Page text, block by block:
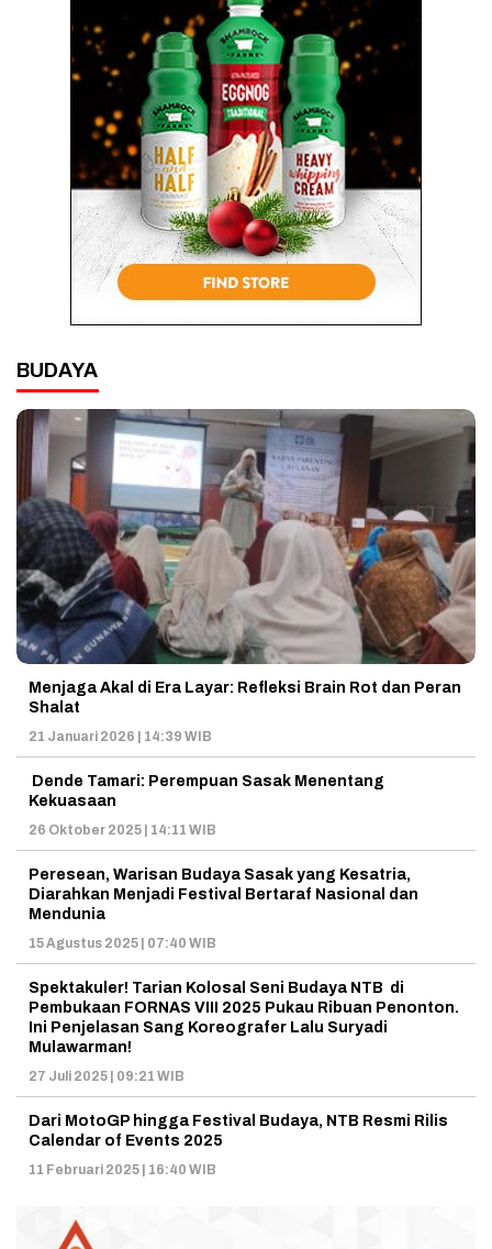
BUDAYA
Menjaga Akal di Era Layar: Refleksi Brain Rot dan Peran
Shalat
21 Januari 2026 | 14:39 WIB
Dende Tamari: Perempuan Sasak Menentang
Kekuasaan
26 Oktober 2025 | 14:11 WIB
Peresean, Warisan Budaya Sasak yang Kesatria,
Diarahkan Menjadi Festival Bertaraf Nasional dan
Mendunia
15 Agustus 2025 | 07:40 WIB
Spektakuler! Tarian Kolosal Seni Budaya NTB di
Pembukaan FORNAS VIII 2025 Pukau Ribuan Penonton.
Ini Penjelasan Sang Koreografer Lalu Suryadi
Mulawarman!
27 Juli 2025 | 09:21 WIB
Dari MotoGP hingga Festival Budaya, NTB Resmi Rilis
Calendar of Events 2025
11 Februari 2025 | 16:40 WIB